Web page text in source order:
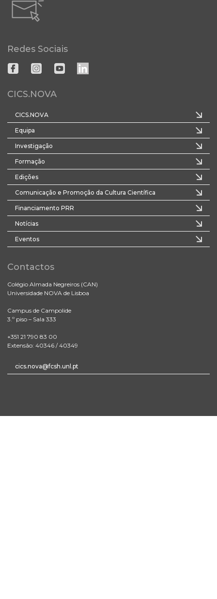
Redes Sociais
CICS.NOVA
CICS.NOVA
Equipa
Investigação
Formação
Edições
Comunicação e Promoção da Cultura Científica
Financiamento PRR
Notícias
Eventos
Contactos
Colégio Almada Negreiros (CAN)
Universidade NOVA de Lisboa
Campus de Campolide
3.º piso – Sala 333
+351 21 790 83 00
Extensão: 40346 / 40349
cics.nova@fcsh.unl.pt